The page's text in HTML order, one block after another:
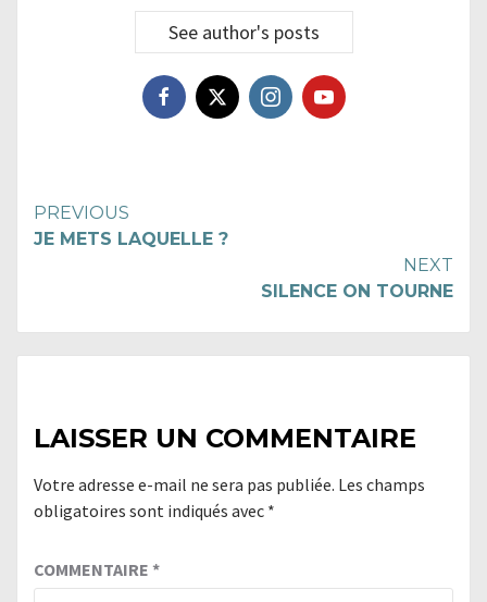
See author's posts
Continue
PREVIOUS
JE METS LAQUELLE ?
NEXT
SILENCE ON TOURNE
LAISSER UN COMMENTAIRE
Votre adresse e-mail ne sera pas publiée. Les champs
obligatoires sont indiqués avec *
COMMENTAIRE *